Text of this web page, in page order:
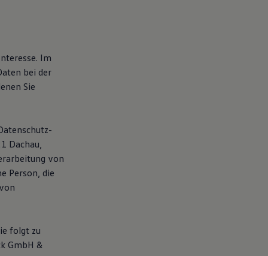
Im
bei der
Sie
Dachau,
von
Person, die
folgt zu
GmbH &